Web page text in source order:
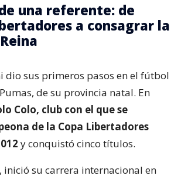
una referente: de
a consagrar la
dio sus primeros pasos en el fútbol
de su provincia natal. En
Colo, club con el que se
de la Copa Libertadores
y conquistó cinco títulos.
inició su carrera internacional en